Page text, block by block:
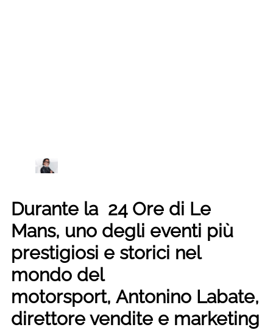
Durante la 24 Ore di Le
Mans, uno degli eventi più
prestigiosi e storici nel
mondo del
motorsport, Antonino Labate,
direttore vendite e marketing